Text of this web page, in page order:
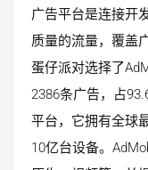
广告平台是连接开
质量的流量，覆盖
蛋仔派对选择了
2386条广告，占
平台，它拥有全球
10亿台设备。